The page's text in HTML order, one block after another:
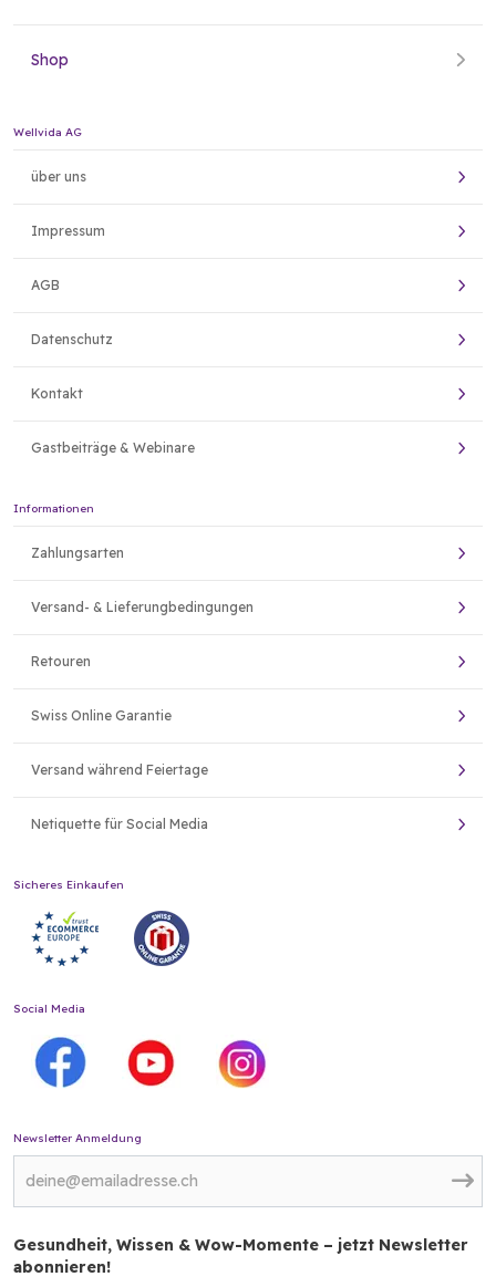
Shop
Wellvida AG
über uns
Impressum
AGB
Datenschutz
Kontakt
Gastbeiträge & Webinare
Informationen
Zahlungsarten
Versand- & Lieferungbedingungen
Retouren
Swiss Online Garantie
Versand während Feiertage
Netiquette für Social Media
Sicheres Einkaufen
Social Media
Newsletter Anmeldung
Gesundheit, Wissen & Wow-Momente – jetzt Newsletter
abonnieren!